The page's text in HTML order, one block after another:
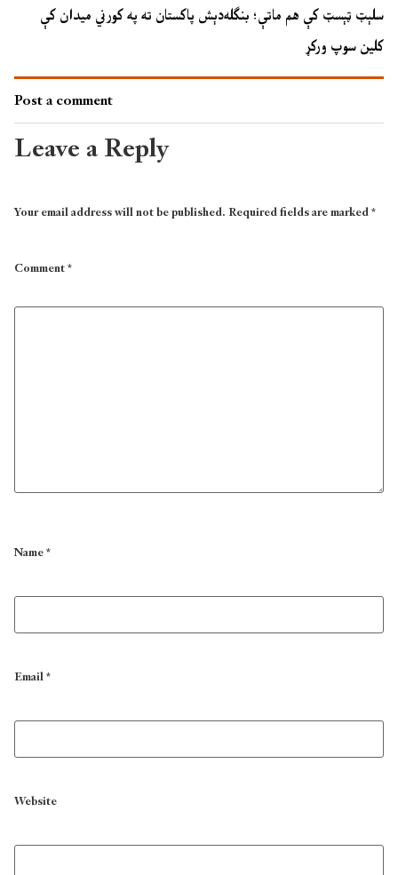
سلېټ ټېسټ کې هم ماتې؛ بنګله‌دېش پاکستان ته په کورني میدان کې
کلین سوپ ورکړ
Post a comment
Leave a Reply
Your email address will not be published.Required fields are marked*
Comment*
Name*
Email*
Website